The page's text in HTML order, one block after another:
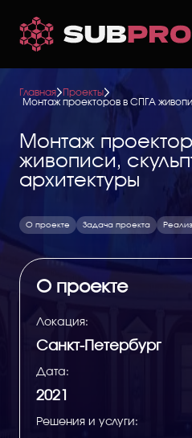
основному
Главная
Проекты
Монтаж проекторов в СПГА
Монтаж
живописи,
архитектуры
О проекте Задача проекта
О проекте
Локация:
Санкт-Петербург
Дата:
2021
Решения и услуги: